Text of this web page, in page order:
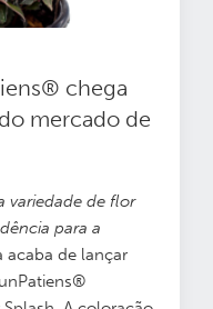
chega
mercado de
variedade de flor
para a
acaba de lançar